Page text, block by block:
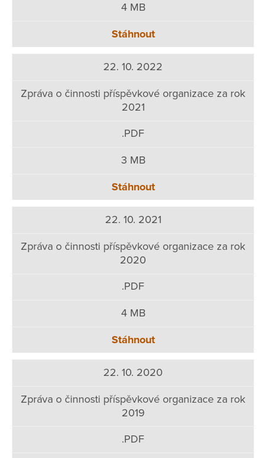
4 MB
Stáhnout
22. 10. 2022
Zpráva o činnosti příspěvkové organizace za rok
2021
.PDF
3 MB
Stáhnout
22. 10. 2021
Zpráva o činnosti příspěvkové organizace za rok
2020
.PDF
4 MB
Stáhnout
22. 10. 2020
Zpráva o činnosti příspěvkové organizace za rok
2019
.PDF